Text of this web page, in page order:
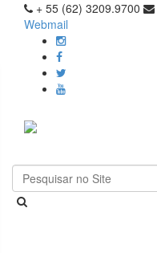
+ 55 (62) 3209.9700
Webmail